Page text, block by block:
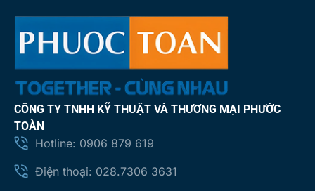
CÔNG TY TNHH KỸ THUẬT VÀ THƯƠNG MẠI PHƯỚC
TOÀN
Hotline: 0906 879 619
Điện thoại: 028.7306 3631